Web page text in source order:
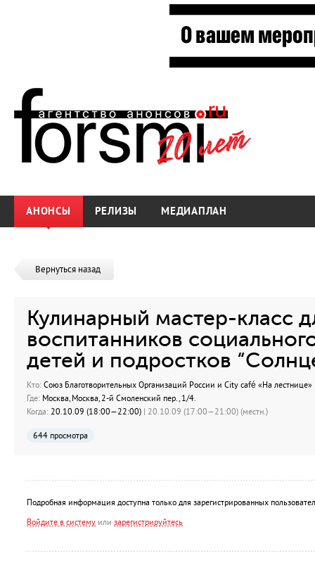
АНОНСЫ РЕЛИЗЫ МЕДИАПЛАН
Вернуться назад
Кулинарный мастер-класс
воспитанников
детей и подростков
Кто: Союз Благотворительных Организаций России и City café «На лестнице»
Где: Москва, Москва, 2-й Смоленский пер., 1/4.
Когда: 20.10.09 (18:00—22:00) | 20.10.09 (17:00—21:00) (местн.)
644 просмотра
Подробная информация доступна только для зарегистрированных
Войдите в систему или зарегистрируйтесь